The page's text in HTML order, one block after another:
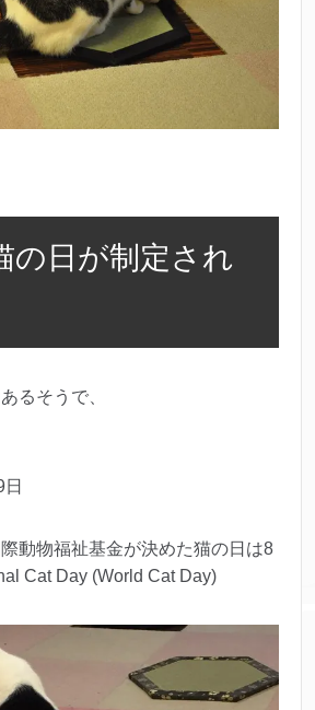
の日が制定され
るそうで、
動物福祉基金が決めた猫の日は8
Cat Day (World Cat Day)